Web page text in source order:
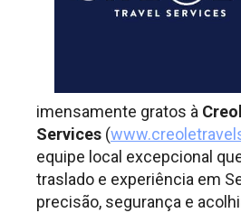
imensamente gratos à
Services (
equipe local excepcional
traslado e experiência em
precisão, segurança e